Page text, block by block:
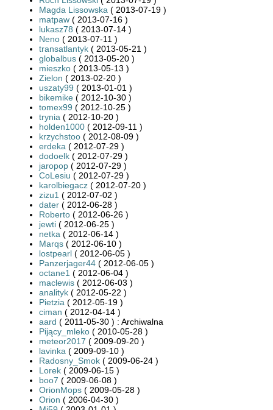
Magda Lissowska ( 2013-07-19 )
matpaw ( 2013-07-16 )
lukasz78 ( 2013-07-14 )
Neno ( 2013-07-11 )
transatlantyk ( 2013-05-21 )
globalbus ( 2013-05-20 )
mieszko ( 2013-05-13 )
Zielon ( 2013-02-20 )
uszaty99 ( 2013-01-01 )
bikemike ( 2012-10-30 )
tomex99 ( 2012-10-25 )
trynia ( 2012-10-20 )
holden1000 ( 2012-09-11 )
krzychstoo ( 2012-08-09 )
erdeka ( 2012-07-29 )
dodoelk ( 2012-07-29 )
jaropop ( 2012-07-29 )
CoLesiu ( 2012-07-29 )
karolbiegacz ( 2012-07-20 )
zizu1 ( 2012-07-02 )
dater ( 2012-06-28 )
Roberto ( 2012-06-26 )
jewti ( 2012-06-25 )
netka ( 2012-06-14 )
Marqs ( 2012-06-10 )
lostpearl ( 2012-06-05 )
Panzerjager44 ( 2012-06-05 )
octane1 ( 2012-06-04 )
maclewis ( 2012-06-03 )
analityk ( 2012-05-22 )
Pietzia ( 2012-05-19 )
ciman ( 2012-04-14 )
aard ( 2011-05-30 ) : Archiwalna
Pijący_mleko ( 2010-05-28 )
meteor2017 ( 2009-09-20 )
lavinka ( 2009-09-10 )
Radosny_Smok ( 2009-06-24 )
Lorek ( 2009-06-15 )
boo7 ( 2009-06-08 )
OrionMops ( 2009-05-28 )
Orion ( 2006-04-30 )